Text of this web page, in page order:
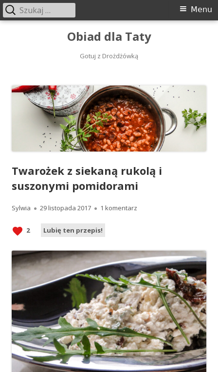
Obiad dla Taty
Gotuj z Drożdżówką
Menu
Menu
Szukaj:
Twarożek z siekaną rukolą i
suszonymi pomidorami
Autor
Sylwia Opublikowano
29 listopada 2017 1 komentarz
2 Lubię ten przepis!